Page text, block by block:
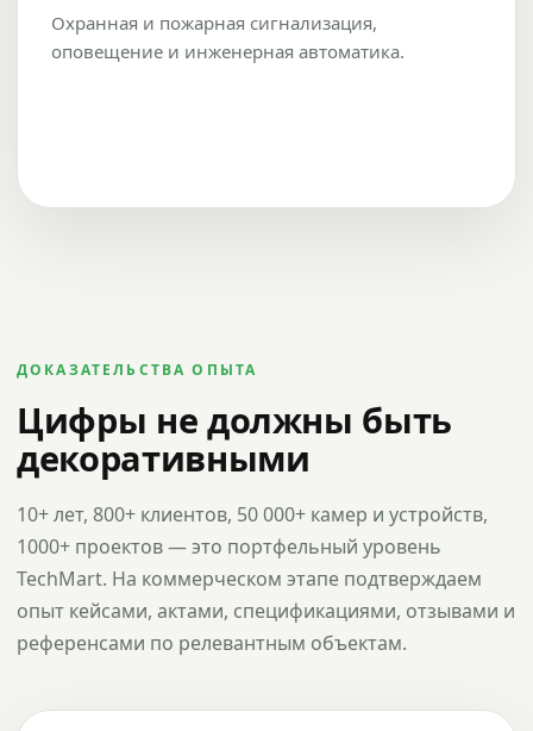
Охранная и пожарная сигнализация,
оповещение и инженерная автоматика.
ДОКАЗАТЕЛЬСТВА ОПЫТА
Цифры не должны быть
декоративными
10+ лет, 800+ клиентов, 50 000+ камер и устройств,
1000+ проектов — это портфельный уровень
TechMart. На коммерческом этапе подтверждаем
опыт кейсами, актами, спецификациями, отзывами и
референсами по релевантным объектам.